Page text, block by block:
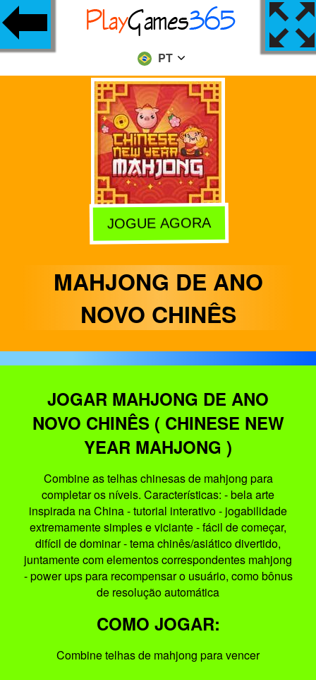
PT
JOGUE AGORA
MAHJONG DE ANO
NOVO CHINÊS
JOGAR MAHJONG DE ANO
NOVO CHINÊS ( CHINESE NEW
YEAR MAHJONG )
Combine as telhas chinesas de mahjong para
completar os níveis. Características: - bela arte
inspirada na China - tutorial interativo - jogabilidade
extremamente simples e viciante - fácil de começar,
difícil de dominar - tema chinês/asiático divertido,
juntamente com elementos correspondentes mahjong
- power ups para recompensar o usuário, como bônus
de resolução automática
COMO JOGAR:
Combine telhas de mahjong para vencer